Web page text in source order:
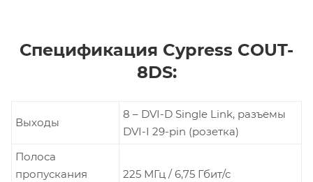
Спецификация Cypress COUT-
8DS:
Выходы
8 – DVI-D Single Link, разъемы
DVI-I 29-pin (розетка)
Полоса
пропускания
225 МГц / 6,75 Гбит/с